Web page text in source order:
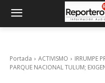
Portada ACTIVISMO
IRRUMPE
PARQUE NACIONAL TULUM;